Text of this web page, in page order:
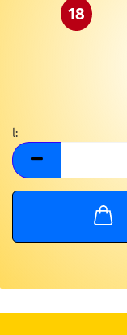
18
l:
l